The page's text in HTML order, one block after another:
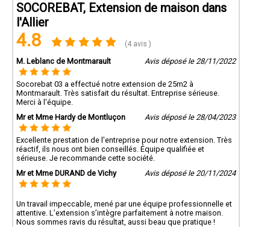
SOCOREBAT, Extension de maison dans
l'Allier
4.8 (4 avis )
M. Leblanc de Montmarault Avis déposé le 28/11/2022
Socorebat 03 a effectué notre extension de 25m2 à
Montmarault. Très satisfait du résultat. Entreprise sérieuse.
Merci à l'équipe.
Mr et Mme Hardy de Montluçon
Avis déposé le 28/04/2023
Excellente prestation de l'entreprise pour notre extension. Très
réactif, ils nous ont bien conseillés. Équipe qualifiée et
sérieuse. Je recommande cette société.
Mr et Mme DURAND de Vichy
Avis déposé le 20/11/2024
Un travail impeccable, mené par une équipe professionnelle et
attentive. L’extension s’intègre parfaitement à notre maison.
Nous sommes ravis du résultat, aussi beau que pratique !